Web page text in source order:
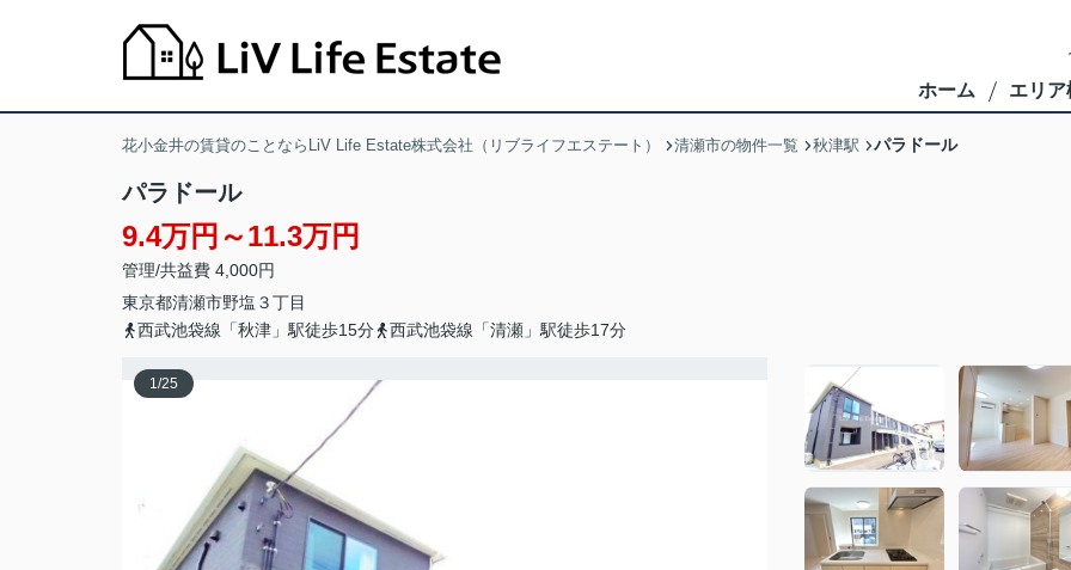
ホーム エリア
花小金井の賃貸のことならLiV Life Estate株式会社（リブライフエステート） 清瀬市の物件一覧 秋津駅 パラドール
パラドール
9.4万円～11.3万円
管理/共益費 4,000円
東京都清瀬市野塩 ３丁目
西武池袋線「秋津」駅徒歩15分
西武池袋線「清瀬」駅徒歩17分
1/25